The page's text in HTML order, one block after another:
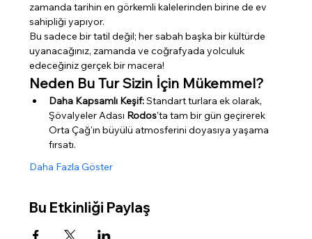
zamanda tarihin en görkemli kalelerinden birine de ev
sahipliği yapıyor.
Bu sadece bir tatil değil; her sabah başka bir kültürde
uyanacağınız, zamanda ve coğrafyada yolculuk
edeceğiniz gerçek bir macera!
Neden Bu Tur Sizin İçin Mükemmel?
Daha Kapsamlı Keşif: Standart turlara ek olarak,
Şövalyeler Adası Rodos'ta tam bir gün geçirerek
Orta Çağ'ın büyülü atmosferini doyasıya yaşama
fırsatı.
Daha Fazla Göster
Bu Etkinliği Paylaş